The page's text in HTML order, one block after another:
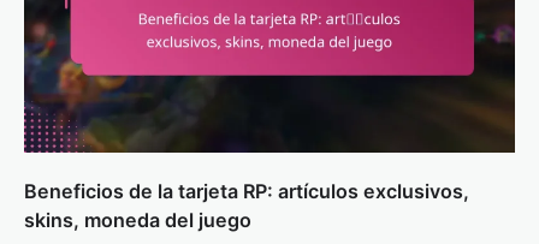
Beneficios de la tarjeta RP: artículos exclusivos,
skins, moneda del juego